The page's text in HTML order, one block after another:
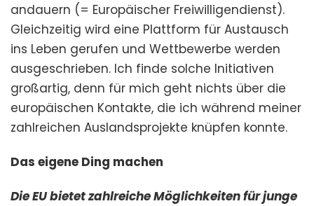
andauern (= Europäischer Freiwilligendienst).
Gleichzeitig wird eine Plattform für Austausch
ins Leben gerufen und Wettbewerbe werden
ausgeschrieben. Ich finde solche Initiativen
großartig, denn für mich geht nichts über die
europäischen Kontakte, die ich während meiner
zahlreichen Auslandsprojekte knüpfen konnte.
Das eigene Ding machen
Die EU bietet zahlreiche Möglichkeiten für junge